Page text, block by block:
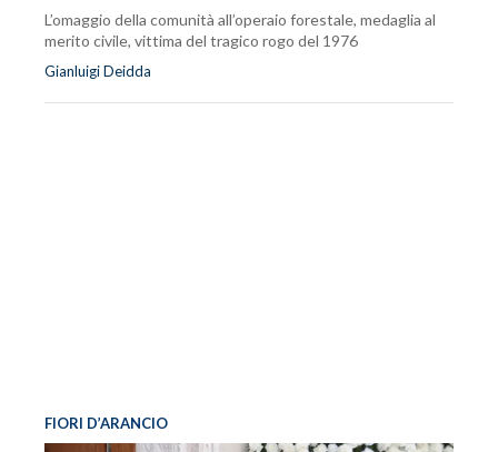
L’omaggio della comunità all’operaio forestale, medaglia al
merito civile, vittima del tragico rogo del 1976
Gianluigi Deidda
FIORI D’ARANCIO